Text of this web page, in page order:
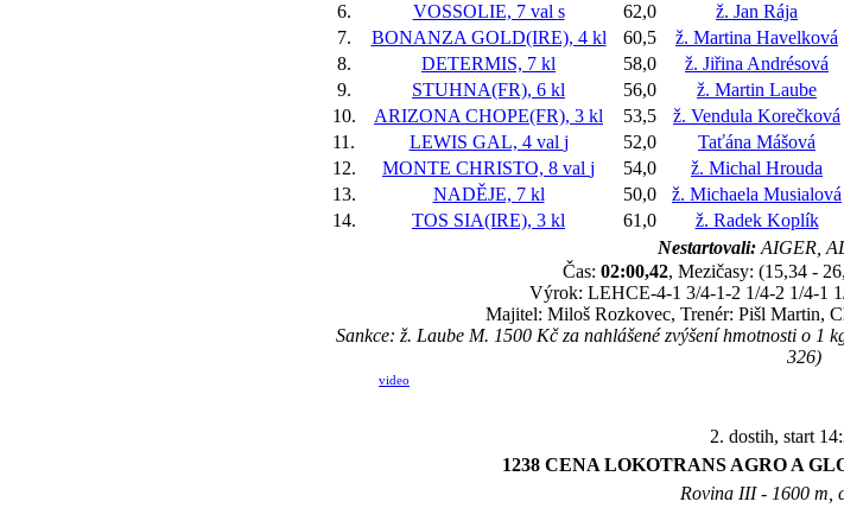
6.
VOSSOLIE, 7 val s 62,0 ž. Jan Rája
7.
BONANZA GOLD(IRE), 4 kl 60,5 ž. Martina Havelková
8.
DETERMIS, 7 kl 58,0 ž. Jiřina Andrésová
9.
STUHNA(FR), 6 kl 56,0 ž. Martin Laube
10.
ARIZONA CHOPE(FR), 3 kl 53,5 ž. Vendula Korečková
11.
LEWIS GAL, 4 val j 52,0 Taťána Mášová
12.
MONTE CHRISTO, 8 val j 54,0 ž. Michal Hrouda
13.
NADĚJE, 7 kl 50,0 ž. Michaela Musialová
14.
TOS SIA(IRE), 3 kl 61,0 ž. Radek Koplík
Nestartovali: AIGER,
Čas: 02:00,42, Mezičasy: (15,34 -
Výrok: LEHCE-4-1 3/4-1-2 1/4-2 1/4-1
Majitel: Miloš Rozkovec, Trenér: Pišl Martin,
Sankce: ž. Laube M. 1500 Kč za nahlášené zvýšení hmotnosti o
326)
video
2. dostih, start
1238 CENA LOKOTRANS AGRO A
Rovina III - 1600 m,